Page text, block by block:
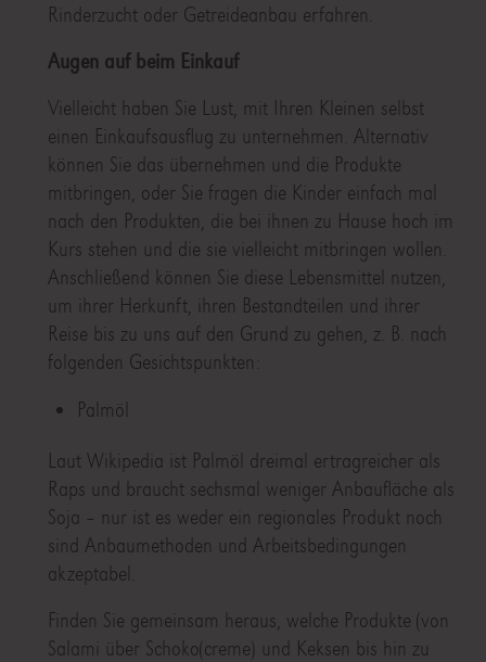
Rinderzucht oder Getreideanbau erfahren.
Augen auf beim Einkauf
Vielleicht haben Sie Lust, mit Ihren Kleinen selbst
einen Einkaufsausflug zu unternehmen. Alternativ
können Sie das übernehmen und die Produkte
mitbringen, oder Sie fragen die Kinder einfach mal
nach den Produkten, die bei ihnen zu Hause hoch im
Kurs stehen und die sie vielleicht mitbringen wollen.
Anschließend können Sie diese Lebensmittel nutzen,
um ihrer Herkunft, ihren Bestandteilen und ihrer
Reise bis zu uns auf den Grund zu gehen, z. B. nach
folgenden Gesichtspunkten:
Palmöl
Laut Wikipedia ist Palmöl dreimal ertragreicher als
Raps und braucht sechsmal weniger Anbaufläche als
Soja – nur ist es weder ein regionales Produkt noch
sind Anbaumethoden und Arbeitsbedingungen
akzeptabel.
Finden Sie gemeinsam heraus, welche Produkte (von
Salami über Schoko(creme) und Keksen bis hin zu